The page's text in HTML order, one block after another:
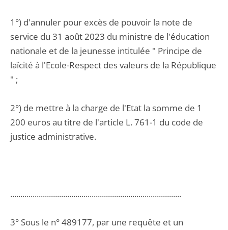
1°) d'annuler pour excès de pouvoir la note de
service du 31 août 2023 du ministre de l'éducation
nationale et de la jeunesse intitulée " Principe de
laïcité à l'Ecole-Respect des valeurs de la République
" ;
2°) de mettre à la charge de l'Etat la somme de 1
200 euros au titre de l'article L. 761-1 du code de
justice administrative.
....................................................................................
3° Sous le n° 489177, par une requête et un